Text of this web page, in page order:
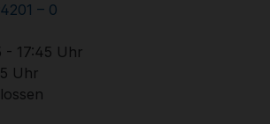
– 0
- 17:45 Uhr
Uhr